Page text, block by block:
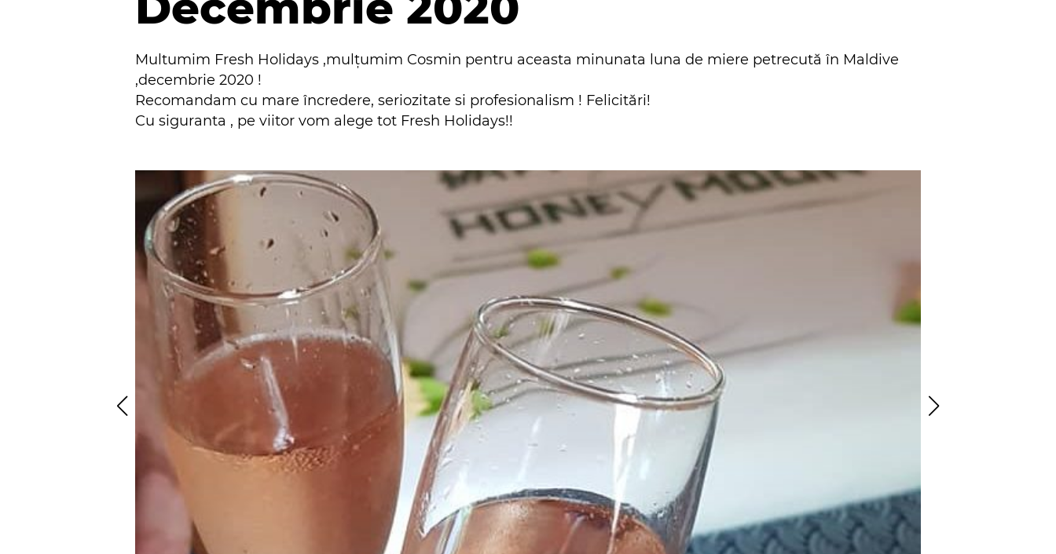
Multumim Fresh Holidays ,mulțumim Cosmin pentru aceasta minunata luna de miere petrecută în Maldive
,decembrie 2020 !
Recomandam cu mare încredere, seriozitate si profesionalism ! Felicitări!
Cu siguranta , pe viitor vom alege tot Fresh Holidays!!